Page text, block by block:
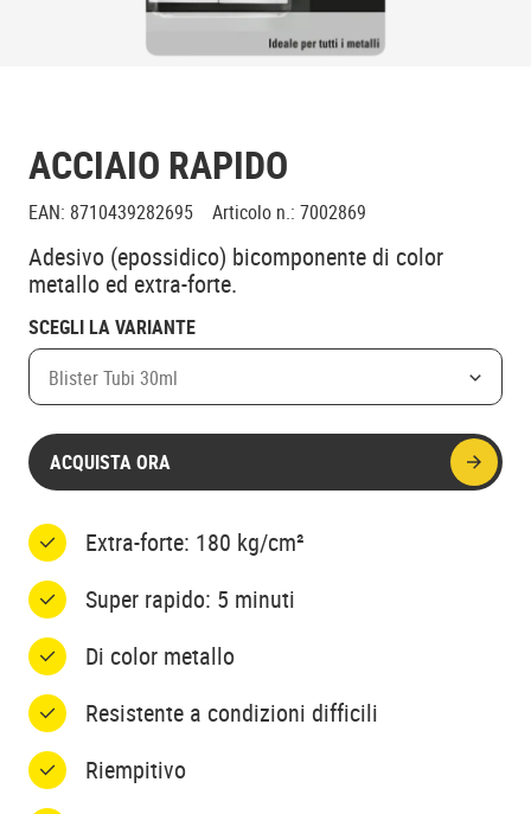
ACCIAIO RAPIDO
EAN: 8710439282695 Articolo n.: 7002869
Adesivo (epossidico) bicomponente di color
metallo ed extra-forte.
SCEGLI LA VARIANTE
Blister Tubi 30ml
ACQUISTA ORA
Extra-forte: 180 kg/cm²
Super rapido: 5 minuti
Di color metallo
Resistente a condizioni difficili
Riempitivo